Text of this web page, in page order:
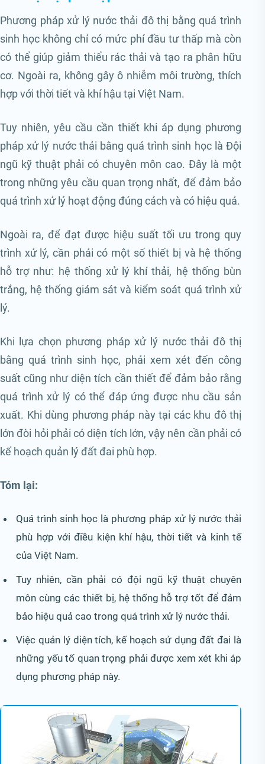
Phương pháp xử lý nước thải đô thị bằng quá trình
sinh học không chỉ có mức phí đầu tư thấp mà còn
có thể giúp giảm thiểu rác thải và tạo ra phân hữu
cơ. Ngoài ra, không gây ô nhiễm môi trường, thích
hợp với thời tiết và khí hậu tại Việt Nam.
Tuy nhiên, yêu cầu cần thiết khi áp dụng phương
pháp xử lý nước thải bằng quá trình sinh học là Đội
ngũ kỹ thuật phải có chuyên môn cao. Đây là một
trong những yêu cầu quan trọng nhất, để đảm bảo
quá trình xử lý hoạt động đúng cách và có hiệu quả.
Ngoài ra, để đạt được hiệu suất tối ưu trong quy
trình xử lý, cần phải có một số thiết bị và hệ thống
hỗ trợ như: hệ thống xử lý khí thải, hệ thống bùn
trắng, hệ thống giám sát và kiểm soát quá trình xử
lý.
Khi lựa chọn phương pháp xử lý nước thải đô thị
bằng quá trình sinh học, phải xem xét đến công
suất cũng như diện tích cần thiết để đảm bảo rằng
quá trình xử lý có thể đáp ứng được nhu cầu sản
xuất. Khi dùng phương pháp này tại các khu đô thị
lớn đòi hỏi phải có diện tích lớn, vậy nên cần phải có
kế hoạch quản lý đất đai phù hợp.
Tóm lại:
Quá trình sinh học là phương pháp xử lý nước thải
phù hợp với điều kiện khí hậu, thời tiết và kinh tế
của Việt Nam.
Tuy nhiên, cần phải có đội ngũ kỹ thuật chuyên
môn cùng các thiết bị, hệ thống hỗ trợ tốt để đảm
bảo hiệu quả cao trong quá trình xử lý nước thải.
Việc quản lý diện tích, kế hoạch sử dụng đất đai là
những yếu tố quan trọng phải được xem xét khi áp
dụng phương pháp này.